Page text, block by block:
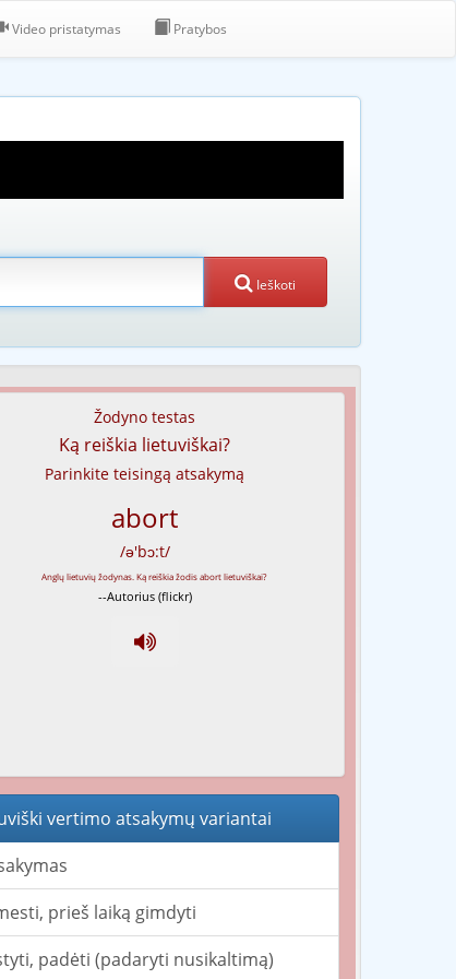
Video pristatymas Pratybos
Ieškoti
Žodyno testas
Ką reiškia lietuviškai?
Parinkite teisingą atsakymą
abort
/ə'bɔ:t/
--Autorius (flickr)
vertimo atsakymų variantai
prieš laiką gimdyti
padėti (padaryti nusikaltimą)